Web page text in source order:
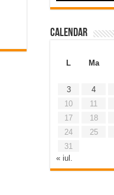
Calendar
L
Ma
3
4
10
11
17
18
24
25
31
« iul.